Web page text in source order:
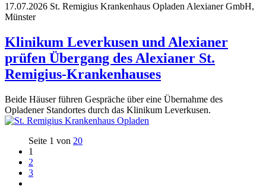
17.07.2026 St. Remigius Krankenhaus Opladen Alexianer GmbH,
Münster
Klinikum Leverkusen und Alexianer
prüfen Übergang des Alexianer St.
Remigius-Krankenhauses
Beide Häuser führen Gespräche über eine Übernahme des
Opladener Standortes durch das Klinikum Leverkusen.
Seite 1 von 20
1
2
3